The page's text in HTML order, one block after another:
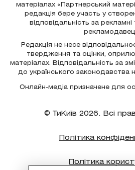
матеріалах «Партнерський
редакція бере участь у
відповідальність за
Редакція не несе
твердження та оцінки,
матеріалах. Відповідальність за
до українського законодавства
Онлайн-медіа призначене для
© ТиКиїв 2026. Всі
Політика
Політика